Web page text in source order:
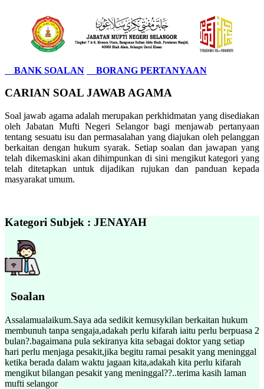
BANK SOALAN BORANG PERTANYAAN
CARIAN SOAL JAWAB AGAMA
Soal jawab agama adalah merupakan perkhidmatan yang disediakan
oleh Jabatan Mufti Negeri Selangor bagi menjawab pertanyaan
tentang sesuatu isu dan permasalahan yang diajukan oleh pelanggan
berkaitan dengan hukum syarak. Setiap soalan dan jawapan yang
telah dikemaskini akan dihimpunkan di sini mengikut kategori yang
telah ditetapkan untuk dijadikan rujukan dan panduan kepada
masyarakat umum.
Kategori Subjek : JENAYAH
Soalan
Assalamualaikum.Saya ada sedikit kemusykilan berkaitan hukum
membunuh tanpa sengaja,adakah perlu kifarah iaitu perlu berpuasa 2
bulan?.bagaimana pula sekiranya kita sebagai doktor yang setiap
hari perlu menjaga pesakit,jika begitu ramai pesakit yang meninggal
ketika berada dalam waktu jagaan kita,adakah kita perlu kifarah
mengikut bilangan pesakit yang meninggal??..terima kasih laman
mufti selangor